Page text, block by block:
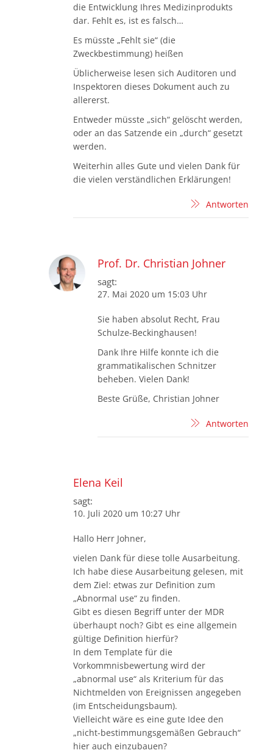
die Entwicklung Ihres Medizinprodukts
dar. Fehlt es, ist es falsch…
Es müsste „Fehlt sie“ (die
Zweckbestimmung) heißen
Üblicherweise lesen sich Auditoren und
Inspektoren dieses Dokument auch zu
allererst.
Entweder müsste „sich“ gelöscht werden,
oder an das Satzende ein „durch“ gesetzt
werden.
Weiterhin alles Gute und vielen Dank für
die vielen verständlichen Erklärungen!
Antworten
Prof. Dr. Christian Johner
sagt:
27. Mai 2020 um 15:03 Uhr
Sie haben absolut Recht, Frau
Schulze-Beckinghausen!
Dank Ihre Hilfe konnte ich die
grammatikalischen Schnitzer
beheben. Vielen Dank!
Beste Grüße, Christian Johner
Antworten
Elena Keil
sagt:
10. Juli 2020 um 10:27 Uhr
Hallo Herr Johner,
vielen Dank für diese tolle Ausarbeitung.
Ich habe diese Ausarbeitung gelesen, mit
dem Ziel: etwas zur Definition zum
„Abnormal use“ zu finden.
Gibt es diesen Begriff unter der MDR
überhaupt noch? Gibt es eine allgemein
gültige Definition hierfür?
In dem Template für die
Vorkommnisbewertung wird der
„abnormal use“ als Kriterium für das
Nichtmelden von Ereignissen angegeben
(im Entscheidungsbaum).
Vielleicht wäre es eine gute Idee den
„nicht-bestimmungsgemäßen Gebrauch“
hier auch einzubauen?